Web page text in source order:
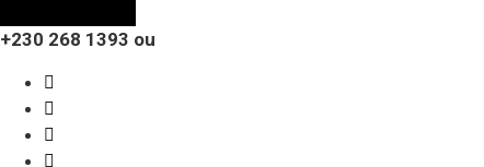
au
+230 268 1393 ou